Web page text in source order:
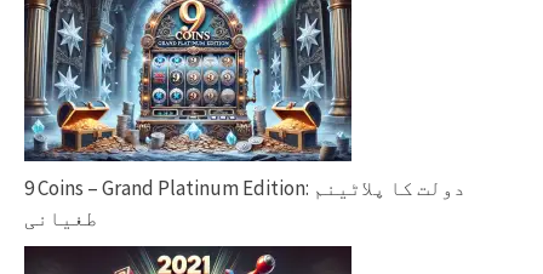
9 Coins – Grand Platinum Edition: دولت کا پلاٹینم
طغیانی